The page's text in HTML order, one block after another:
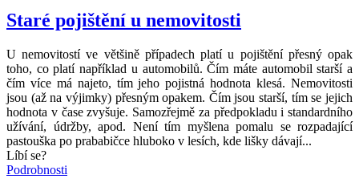
Staré pojištění u nemovitosti
U nemovitostí ve většině případech platí u pojištění přesný opak
toho, co platí například u automobilů. Čím máte automobil starší a
čím více má najeto, tím jeho pojistná hodnota klesá. Nemovitosti
jsou (až na výjimky) přesným opakem. Čím jsou starší, tím se jejich
hodnota v čase zvyšuje. Samozřejmě za předpokladu i standardního
užívání, údržby, apod. Není tím myšlena pomalu se rozpadající
pastouška po prababičce hluboko v lesích, kde lišky dávají...
Líbí se?
Podrobnosti